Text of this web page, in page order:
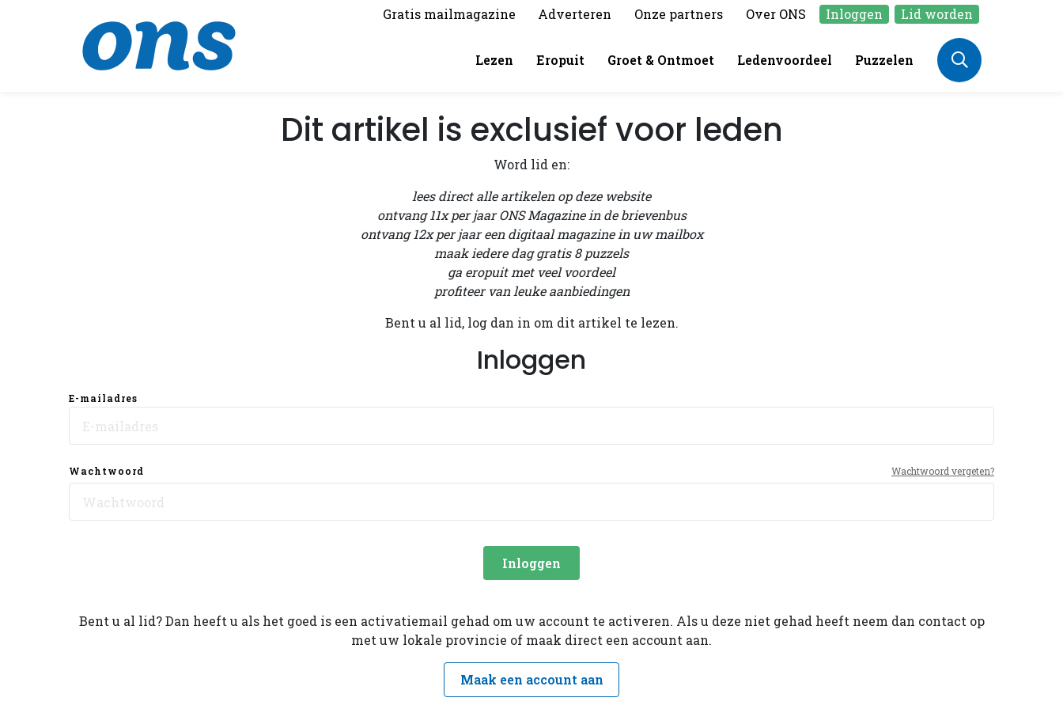
Gratis mailmagazine Adverteren Onze partners Over ONS Inloggen Lid worden
Lezen Eropuit Groet & Ontmoet Ledenvoordeel Puzzelen
Dit artikel is exclusief voor leden
Word lid en:
lees direct alle artikelen op deze website
ontvang 11x per jaar ONS Magazine in de brievenbus
ontvang 12x per jaar een digitaal magazine in uw mailbox
maak iedere dag gratis 8 puzzels
ga eropuit met veel voordeel
profiteer van leuke aanbiedingen
Bent u al lid, log dan in om dit artikel te lezen.
Inloggen
E-mailadres
Wachtwoord Wachtwoord vergeten?
Inloggen
Bent u al lid? Dan heeft u als het goed is een activatiemail gehad om uw account te activeren. Als u deze niet gehad heeft neem dan contact op
met uw lokale provincie of maak direct een account aan.
Maak een account aan